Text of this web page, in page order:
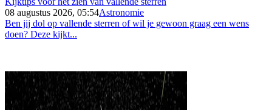
08 augustus 2026, 05:54Astronomie
Ben jij dol op vallende sterren of wil je gewoon graag een wens
doen? Deze kijkt...